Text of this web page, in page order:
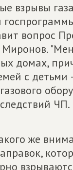
взрывы
вопрос
домах,
с детьми
ЧП.
же